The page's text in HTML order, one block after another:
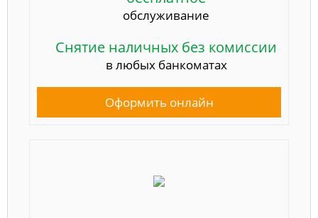
обслуживание
Снятие наличных без комиссии
в любых банкоматах
Оформить онлайн